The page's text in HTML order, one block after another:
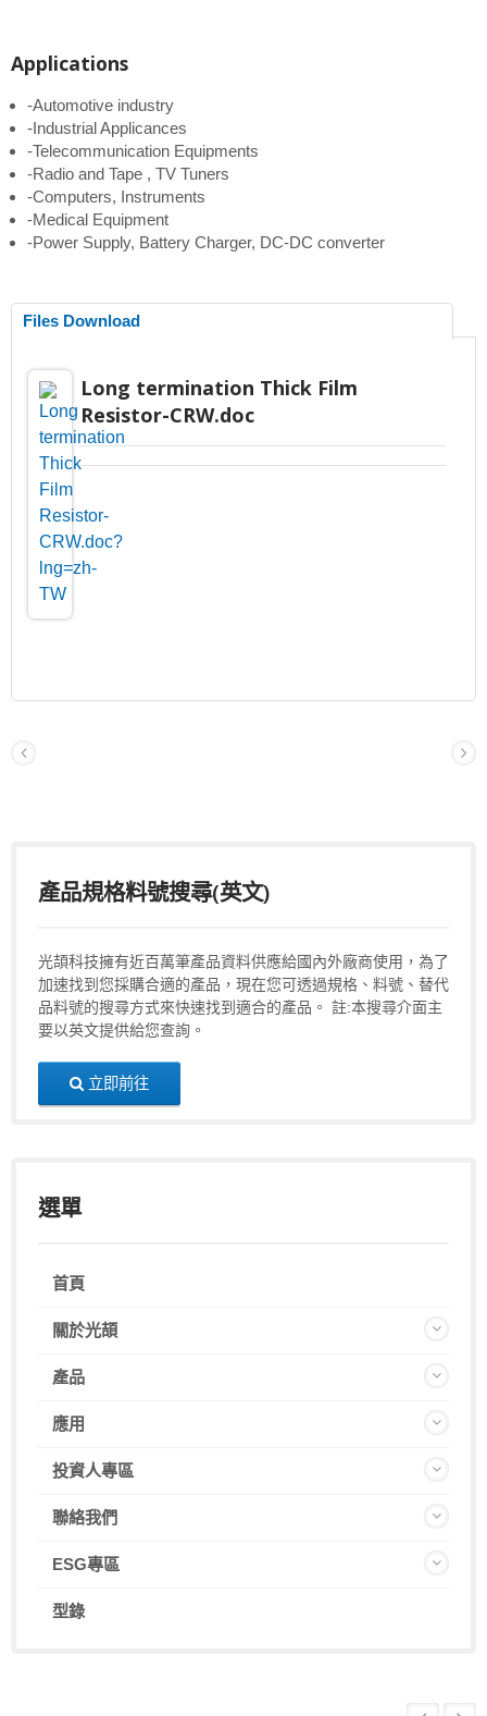
Applications
-Automotive industry
-Industrial Applicances
-Telecommunication Equipments
-Radio and Tape , TV Tuners
-Computers, Instruments
-Medical Equipment
-Power Supply, Battery Charger, DC-DC converter
Files Download
Long termination Thick Film
Resistor-CRW.doc
產品規格料號搜尋(英文)
光頡科技擁有近百萬筆產品資料供應給國內外廠商使用，為了
加速找到您採購合適的產品，現在您可透過規格、料號、替代
品料號的搜尋方式來快速找到適合的產品。 註:本搜尋介面主
要以英文提供給您查詢。
立即前往
選單
首頁
關於光頡
產品
應用
投資人專區
聯絡我們
ESG專區
型錄